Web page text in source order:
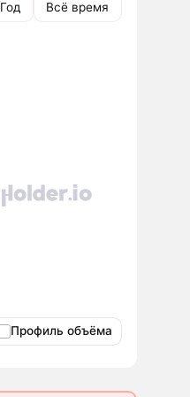
Год Всё время
Профиль объёма